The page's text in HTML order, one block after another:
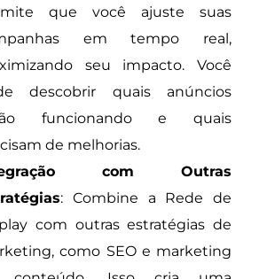
que você ajuste suas
em tempo real,
seu impacto. Você
descobrir quais anúncios
funcionando e quais
de melhorias.
com Outras
: Combine a Rede de
com outras estratégias de
como SEO e marketing